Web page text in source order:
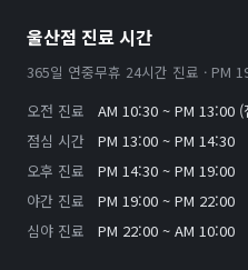
울산점 진료 시간
365일 연중무휴 24시간 진료 · PM
오전 진료
AM 10:30 ~ PM 13:00
점심 시간
PM 13:00 ~ PM 14:30
오후 진료
PM 14:30 ~ PM 19:00
야간 진료
PM 19:00 ~ PM 22:00
심야 진료
PM 22:00 ~ AM 10:00